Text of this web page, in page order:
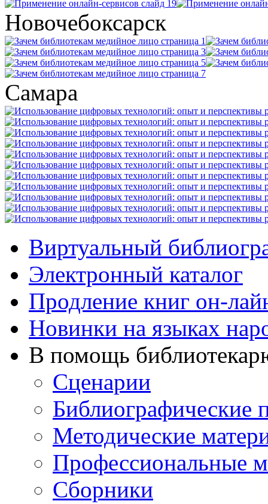
Новочебоксарск
Самара
Виртуальный
Электронный каталог
Продление книг он-
Новинки на языках
В помощь
Сценарии
Библиографические
Методические
Профессиональные
Сборники